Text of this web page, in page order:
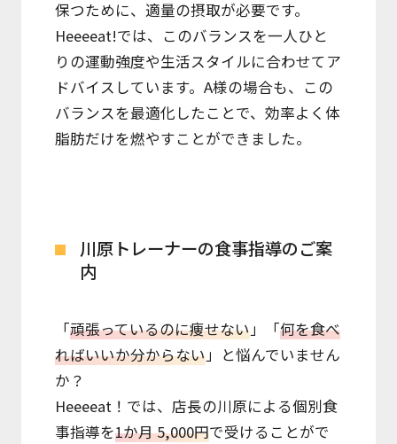
保つために、適量の摂取が必要です。
Heeeeat!では、このバランスを一人ひと
りの運動強度や生活スタイルに合わせてア
ドバイスしています。A様の場合も、この
バランスを最適化したことで、効率よく体
脂肪だけを燃やすことができました。
川原トレーナーの食事指導のご案
内
「頑張っているのに痩せない」「何を食べ
ればいいか分からない」と悩んでいません
か？
Heeeeat！では、店長の川原による個別食
事指導を1か月 5,000円で受けることがで